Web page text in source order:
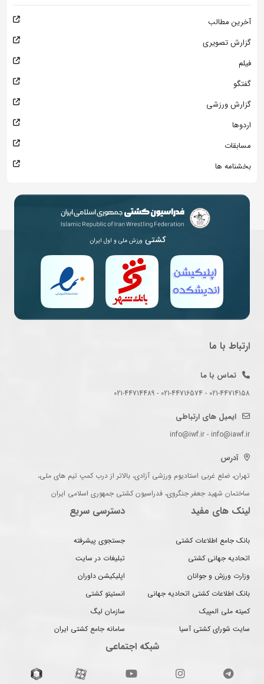
آخرین مطالب
گزارش تصویری
فیلم
گفتگو
گزارش ورزشی
اردوها
مسابقات
بخشنامه ها
کشتی ورزش ملی و اول ایران
ارتباط با ما
تماس با ما
021-44714158 - 021-44716574 - 021-44714489
ایمیل های ارتباطی
info@iwf.ir - info@iawf.ir
آدرس
تهران، ضلع غربی استادیوم ورزشی آزادی، بالاتر از درب کمپ تیم های ملی،
ساختمان شهید جعفر جنگروی، فدراسیون کشتی جمهوری اسلامی ایران
لینک های مفید
بانک جامع اطلاعات کشتی
اتحادیه جهانی کشتی
وزارت ورزش و جوانان
بانک اطلاعات کشتی اتحادیه جهانی
کمیته ملی المپیک
سایت شورای کشتی آسیا
دسترسی سریع
جستجوی پیشرفته
تبلیغات در سایت
اپلیکیشن داوران
انستیتو کشتی
سازمان لیگ
سامانه جامع کشتی ایران
شبکه اجتماعی